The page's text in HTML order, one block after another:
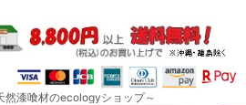
然漆喰材のecologyショップ～